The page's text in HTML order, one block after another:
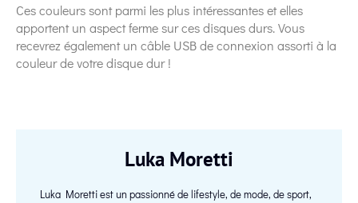
Ces couleurs sont parmi les plus intéressantes et elles
apportent un aspect ferme sur ces disques durs. Vous
recevrez également un câble USB de connexion assorti à la
couleur de votre disque dur !
Luka Moretti
Luka Moretti est un passionné de lifestyle, de mode, de sport,